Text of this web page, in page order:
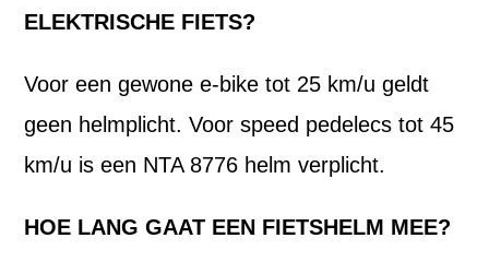
ELEKTRISCHE FIETS?
Voor een gewone e-bike tot 25 km/u geldt
geen helmplicht. Voor speed pedelecs tot 45
km/u is een NTA 8776 helm verplicht.
HOE LANG GAAT EEN FIETSHELM MEE?